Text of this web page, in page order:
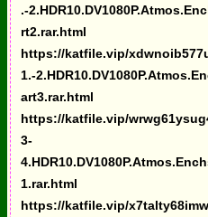
.-
rt2.rar.html
https://katfile.vip/
1.-
art3.rar.html
https://katfile.vip/
3-
1.rar.html
https://katfile.vip/